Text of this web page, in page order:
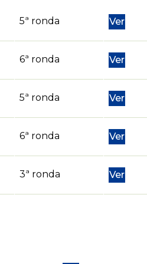
5ª ronda Ver
6ª ronda Ver
5ª ronda Ver
6ª ronda Ver
3ª ronda Ver